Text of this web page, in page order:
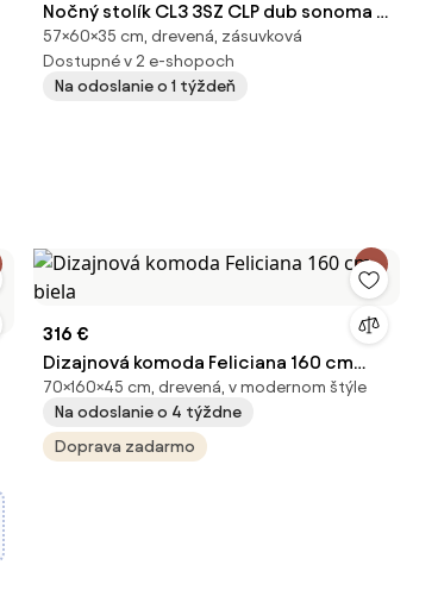
Nočný stolík CL3 3SZ CLP dub sonoma /
biely
57×60×35 cm, drevená, zásuvková
Dostupné v 2 e-shopoch
Na odoslanie o 1 týždeň
316 €
Dizajnová komoda Feliciana 160 cm
biela
70×160×45 cm, drevená, v modernom štýle
Na odoslanie o 4 týždne
Doprava zadarmo